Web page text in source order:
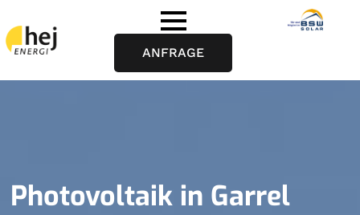
ANFRAGE
Photovoltaik in Garrel